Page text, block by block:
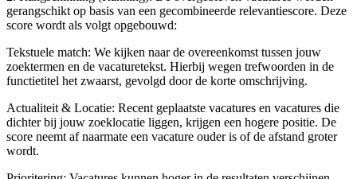
gerangschikt op basis van een gecombineerde relevantiescore. Deze
score wordt als volgt opgebouwd:
Tekstuele match: We kijken naar de overeenkomst tussen jouw
zoektermen en de vacaturetekst. Hierbij wegen trefwoorden in de
functietitel het zwaarst, gevolgd door de korte omschrijving.
Actualiteit & Locatie: Recent geplaatste vacatures en vacatures die
dichter bij jouw zoeklocatie liggen, krijgen een hogere positie. De
score neemt af naarmate een vacature ouder is of de afstand groter
wordt.